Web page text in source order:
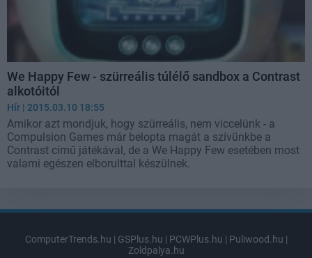
We Happy Few - szürreális túlélő sandbox a Contrast
alkotóitól
Hír | 2015.03.10 18:55
Amikor azt mondjuk, hogy szürreális, nem viccelünk - a
Compulsion Games már belopta magát a szívünkbe a
Contrast című játékával, de a We Happy Few esetében most
valami egészen elborulttal készülnek.
ComputerTrends.hu | GSPlus.hu | PCWPlus.hu | Puliwood.hu |
Zoldpalya.hu